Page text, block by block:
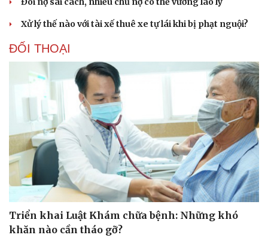
Phòng mạch online
Xử lý thế nào với tài xế thuê xe tự lái khi bị phạt nguội?
ĐỐI THOẠI
Triển khai Luật Khám chữa bệnh: Những khó
khăn nào cần tháo gỡ?